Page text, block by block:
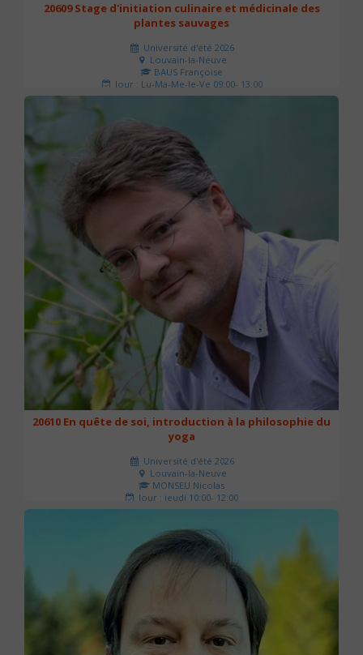
20609 Stage d'initiation culinaire et médicinale des
plantes sauvages
Université d'été 2026
Louvain-la-Neuve
BAUS Françoise
Jour : Lu-Ma-Me-Je-Ve 09:00- 13:00
Nombre de séances : 3
20610 En quête de soi, introduction à la philosophie du
yoga
Université d'été 2026
Louvain-la-Neuve
MONSEU Nicolas
Jour : jeudi 10:00- 12:00
Nombre de séances : 1